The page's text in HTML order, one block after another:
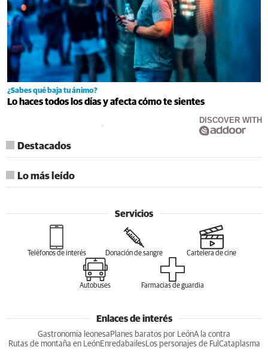
¿Sabes qué baja tu ánimo?
Lo haces todos los días y afecta cómo te sientes
DISCOVER WITH
Destacados
Lo más leído
Servicios
Teléfonos de interés Donación de sangre Cartelera de cine
Autobuses Farmacias de guardia
Enlaces de interés
Gastronomia leonesa Planes baratos por LeónA la contra
Rutas de montaña en LeónEnredabailesLos personajes de Ful Cataplasma